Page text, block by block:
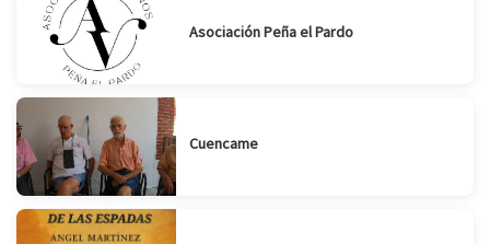
Asociación Peña el Pardo
Cuencame